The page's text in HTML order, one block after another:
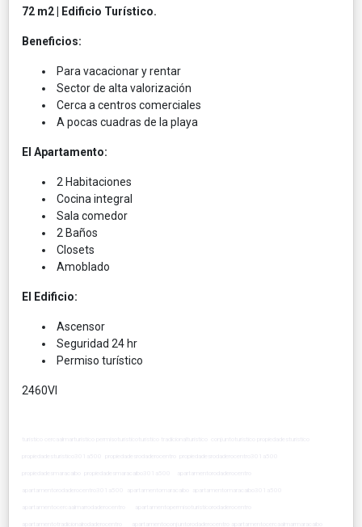
72 m2 | Edificio Turístico.
Beneficios:
Para vacacionar y rentar
Sector de alta valorización
Cerca a centros comerciales
A pocas cuadras de la playa
El Apartamento:
2 Habitaciones
Cocina integral
Sala comedor
2 Baños
Closets
Amoblado
El Edificio:
Ascensor
Seguridad 24 hr
Permiso turístico
2460VI